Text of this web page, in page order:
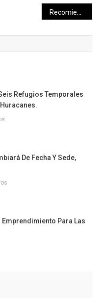
Refugios Temporales
De Fecha Y Sede,
Para Las